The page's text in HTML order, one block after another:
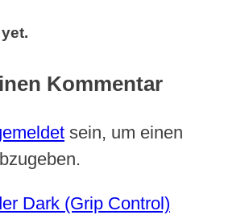
Kommentar
sein, um einen
Dark (Grip Control)